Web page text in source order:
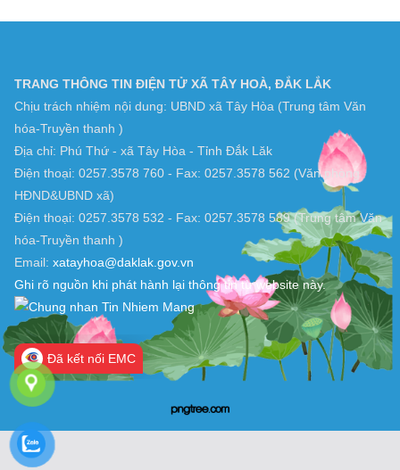
TRANG THÔNG TIN ĐIỆN TỬ XÃ TÂY HOÀ, ĐẮK LẮK
Chịu trách nhiệm nội dung: UBND xã Tây Hòa (Trung tâm Văn
hóa-Truyền thanh )
Địa chỉ: Phú Thứ - xã Tây Hòa - Tỉnh Đắk Lăk
Điện thoại: 0257.3578 760 - Fax: 0257.3578 562 (Văn phòng
HĐND&UBND xã)
Điện thoại: 0257.3578 532 - Fax: 0257.3578 589 (Trung tâm Văn
hóa-Truyền thanh )
Email:xatayhoa@daklak.gov.vn
Ghi rõ nguồn khi phát hành lại thông tin từ website này.
Đã kết nối EMC